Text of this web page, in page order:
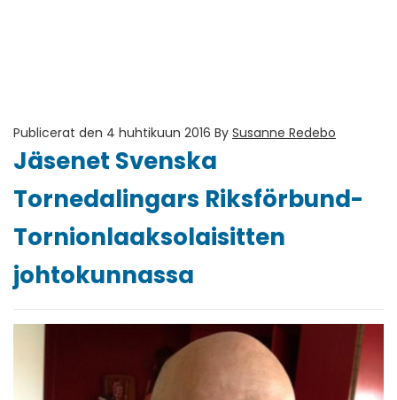
Publicerat den 4 huhtikuun 2016 By Susanne Redebo
Jäsenet Svenska
Tornedalingars Riksförbund-
Tornionlaaksolaisitten
johtokunnassa